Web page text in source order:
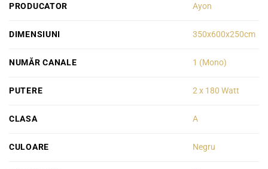
PRODUCATOR Ayon
DIMENSIUNI 350x600x250cm
NUMĂR CANALE 1 (Mono)
PUTERE 2 x 180 Watt
CLASA A
CULOARE Negru